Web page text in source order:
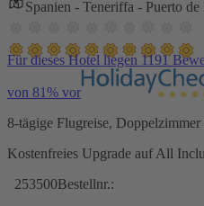
Spanien - Teneriffa - Puerto de
Für dieses Hotel liegen 1191
von 81% vor
8-tägige Flugreise,
Kostenfreies Upgrade auf All
253500Bestellnr.: